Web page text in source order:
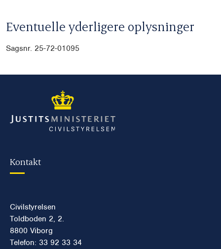
Eventuelle yderligere oplysninger
Sagsnr. 25-72-01095
Kontakt
Civilstyrelsen
Toldboden 2, 2.
8800 Viborg
Telefon: 33 92 33 34